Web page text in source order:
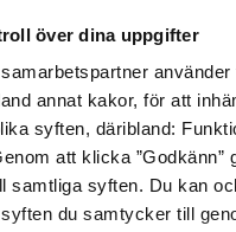
över dina uppgifter
annat kakor, för att
syften, däribland:
att klicka ”Godkänn”
samtliga syften. Du kan
du samtycker till
sidokudde